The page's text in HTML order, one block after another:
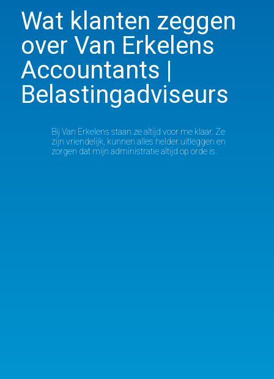
Wat klanten zeggen
over Van Erkelens
Accountants |
Belastingadviseurs
Bij Van Erkelens staan ze altijd voor me klaar. Ze
zijn vriendelijk, kunnen alles helder uitleggen en
zorgen dat mijn administratie altijd op orde is.